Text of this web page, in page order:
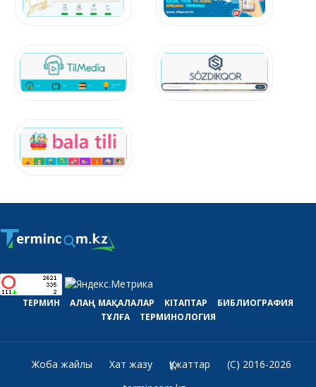
ТЕРМИН АЛАҢ МАҚАЛАЛАР КІТАПТАР
БИБЛИОГРАФИЯ
ТҰЛҒА
ТЕРМИНОЛОГИЯ
Жоба жайлы Хат жазу Құжаттар
(C) 2016-2026